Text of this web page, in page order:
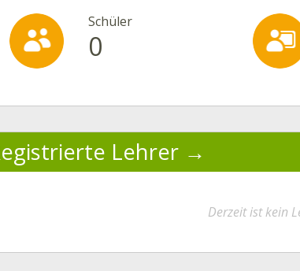
Schüler
0
Lehrer
Derzeit ist kein